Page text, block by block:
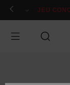
Passer
Se JEU